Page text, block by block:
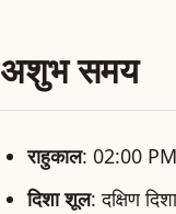
अशुभ समय
राहुकाल: 02:00
दिशा शूल: दक्षिण